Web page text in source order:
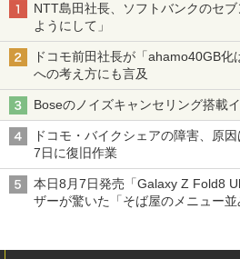
NTT島田社長、ソフトバンクのセ
ようにして」
ドコモ前田社長が「ahamo40GB
への考え方にも言及
Boseのノイズキャンセリング搭載
ドコモ・バイクシェアの障害、原
7日に復旧作業
本日8月7日発売「Galaxy Z Fold8
ザーが驚いた「そば屋のメニュー並